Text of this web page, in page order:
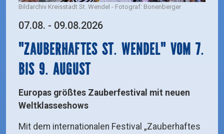
Bildarchiv Kreisstadt St. Wendel - Fotograf: Bonenberger
07.08. - 09.08.2026
"Zauberhaftes St. Wendel" vom 7.
bis 9. August
Europas größtes Zauberfestival mit neuen
Weltklasseshows
Mit dem internationalen Festival „Zauberhaftes